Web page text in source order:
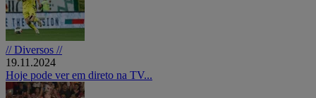
// Diversos //
19.11.2024
Hoje pode ver em direto na TV...